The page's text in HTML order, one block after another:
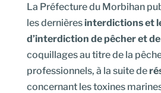
La Préfecture du Morbihan
les dernièresinterdictions et
d’interdiction de pêcher et
coquillages au titre de la
professionnels, à la suite de
concernant les toxines